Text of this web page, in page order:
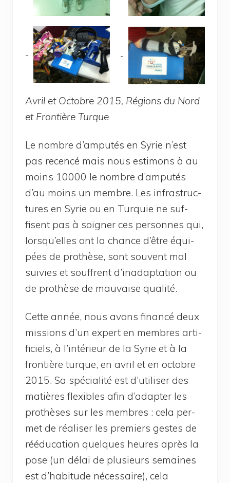
Avril et Octobre 2015, Régions du Nord
et Fron­tière Turque
Le nombre d’amputés en Syrie n’est
pas recen­cé mais nous esti­mons à au
moins 10000 le nombre d’amputés
d’au moins un membre. Les infra­struc­
tures en Syrie ou en Tur­quie ne suf­
fisent pas à soi­gner ces per­sonnes qui,
lorsqu’elles ont la chance d’être équi­
pées de pro­thèse, sont sou­vent mal
sui­vies et souffrent d’inadaptation ou
de pro­thèse de mau­vaise qualité.
Cette année, nous avons finan­cé deux
mis­sions d’un expert en membres arti­
fi­ciels, à l’in­té­rieur de la Syrie et à la
fron­tière turque, en avril et en octobre
2015. Sa spé­cia­li­té est d’utiliser des
matières flexibles afin d’adapter les
pro­thèses sur les membres : cela per­
met de réa­li­ser les pre­miers gestes de
réédu­ca­tion quelques heures après la
pose (un délai de plu­sieurs semaines
est d’habitude néces­saire), cela